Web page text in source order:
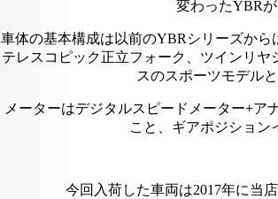
変わったYBRが
車体の基本構成は以前のYBRシリーズから
テレスコピック正立フォーク、ツインリ
スのスポーツモデル
メーターはデジタルスピードメーター+
こと、ギアポジション
今回入荷した車両は2017年に当